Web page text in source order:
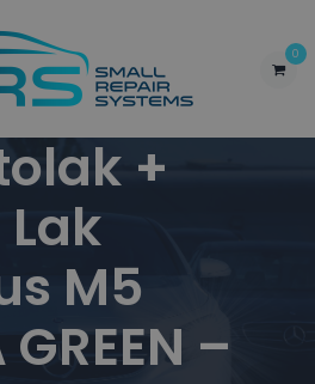
0
+
M5
–